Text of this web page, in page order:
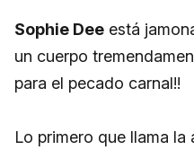
Sophie Dee está
un cuerpo
para el pecado carnal!!
Lo primero que llama